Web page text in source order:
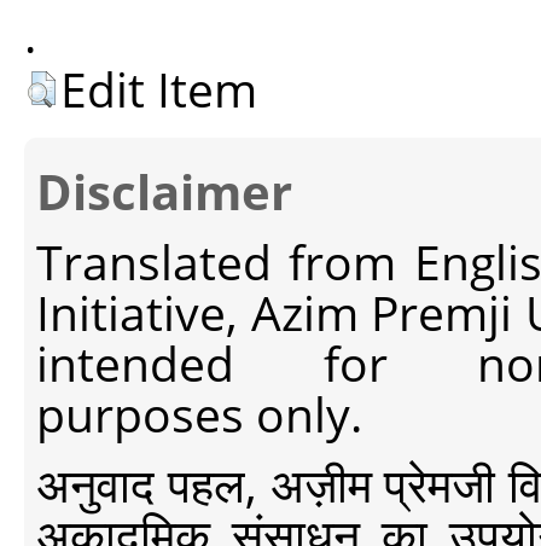
.
Edit Item
Disclaimer
Translated from
Initiative, Azim Premji
intended for non-
purposes only.
अनुवाद पहल, अज़ीम प्रेमजी